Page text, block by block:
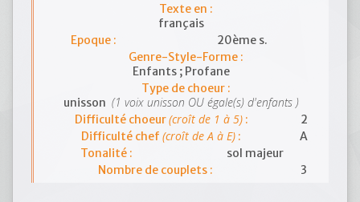
Texte en :
français
Epoque :
20ème s.
Genre-Style-Forme :
Enfants ; Profane
Type de choeur :
unisson (1 voix unisson OU égale(s) d'enfants )
Difficulté choeur(croît de 1 à 5):
2
Difficulté chef(croît de A à E) :
A
Tonalité :
sol majeur
Nombre de couplets :
3